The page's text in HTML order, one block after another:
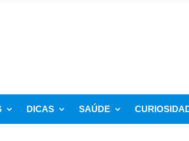
DICAS SAÚDE